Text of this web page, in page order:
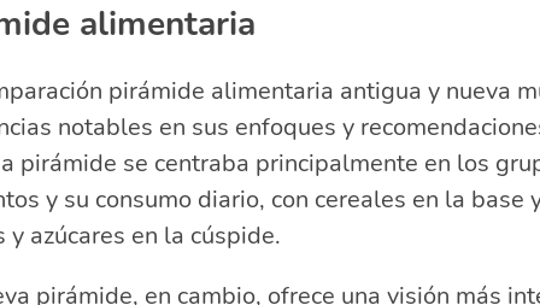
alimentaria
pirámide alimentaria antigua y nueva
notables en sus enfoques y
pirámide se centraba principalmente en los
y su consumo diario, con cereales en la base
y azúcares en la cúspide.
pirámide, en cambio, ofrece una visión más